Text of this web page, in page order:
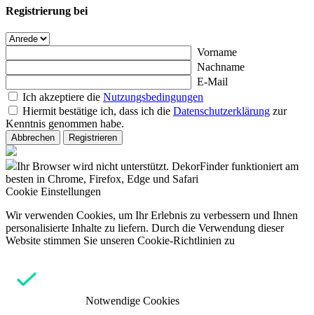
Registrierung bei
Vorname
Nachname
E-Mail
Ich akzeptiere die Nutzungsbedingungen
Hiermit bestätige ich, dass ich die Datenschutzerklärung zur
Kenntnis genommen habe.
Abbrechen Registrieren
Ihr Browser wird nicht unterstützt. DekorFinder funktioniert am
besten in Chrome, Firefox, Edge und Safari
Cookie Einstellungen
Wir verwenden Cookies, um Ihr Erlebnis zu verbessern und Ihnen
personalisierte Inhalte zu liefern. Durch die Verwendung dieser
Website stimmen Sie unseren Cookie-Richtlinien zu
Notwendige Cookies